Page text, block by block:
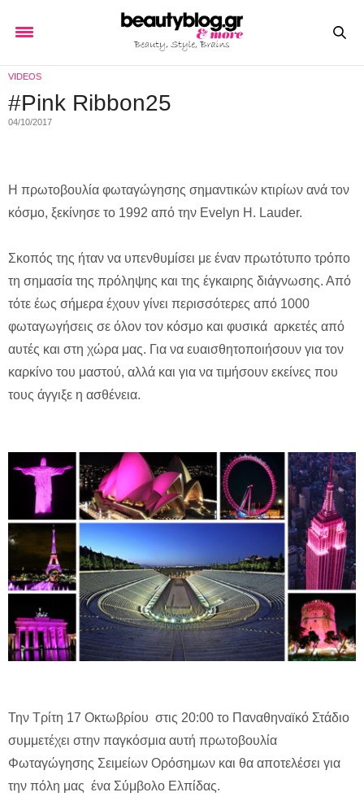
VIDEOS
#Pink Ribbon25
04/10/2017
H πρωτοβουλία φωταγώγησης σημαντικών κτιρίων ανά τον
κόσμο, ξεκίνησε το 1992 από την Evelyn H. Lauder.
Σκοπός της ήταν να υπενθυμίσει με έναν πρωτότυπο τρόπο
τη σημασία της πρόληψης και της έγκαιρης διάγνωσης. Από
τότε έως σήμερα έχουν γίνει περισσότερες από 1000
φωταγωγήσεις σε όλον τον κόσμο και φυσικά αρκετές από
αυτές και στη χώρα μας. Για να ευαισθητοποιήσουν για τον
καρκίνο του μαστού, αλλά και για να τιμήσουν εκείνες που
τους άγγιξε η ασθένεια.
Την Τρίτη 17 Οκτωβρίου στις 20:00 το Παναθηναϊκό Στάδιο
συμμετέχει στην παγκόσμια αυτή πρωτοβουλία
Φωταγώγησης Σειμείων Ορόσημων και θα αποτελέσει για
την πόλη μας ένα Σύμβολο Ελπίδας.